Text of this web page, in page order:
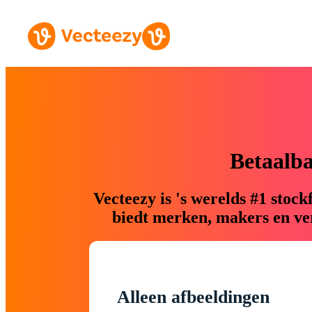
Vecteezy is 's werelds #1
biedt merken, makers en
Alleen afbeeldingen